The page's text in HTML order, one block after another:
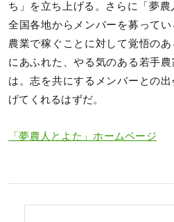
ち」を立ち上げる。さらに「夢
全国各地からメンバーを募ってい
農業で稼ぐことに対して覚悟の
にあふれた、やる気のある若手
は。志を共にするメンバーとの
げてくれるはずだ。
「夢農人とよた」ホームページ